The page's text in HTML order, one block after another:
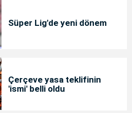
Süper Lig'de yeni dönem
Çerçeve yasa teklifinin
'ismi' belli oldu